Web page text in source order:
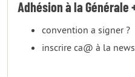
Adhésion à la Générale
convention a signer ?
inscrire ca@ à la